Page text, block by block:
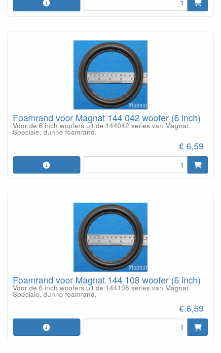
Foamrand voor Magnat 144 042 woofer (6 inch)
Voor de 6 inch woofers uit de 144042 series van Magnat.
Speciale, dunne foamrand.
€ 6,59
Foamrand voor Magnat 144 108 woofer (6 inch)
Voor de 6 inch woofers uit de 144108 series van Magnat.
Speciale, dunne foamrand.
€ 6,59